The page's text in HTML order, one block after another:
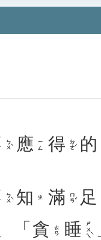
ㄅㄨˋ 應 ㄧㄥ 得 ㄉㄜˊ 的
ㄅㄨˋ 知 ㄓ 滿 ㄇㄢˇ 足
「 貪 ㄊㄢ 睡 ㄕㄨㄟˋ